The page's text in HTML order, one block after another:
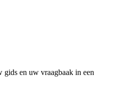
en uw vraagbaak in een